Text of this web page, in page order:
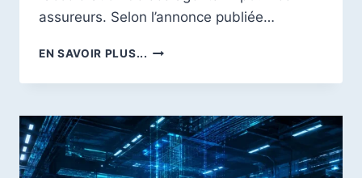
assureurs. Selon l’annonce publiée…
EN SAVOIR PLUS... SHIFT
PLACE
AGENTIQUE
AU
CENTRE
DE